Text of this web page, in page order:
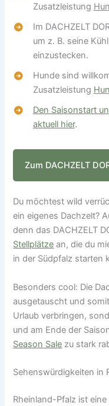
Zusatzleistung
Im DACHZELT
um z. B. seine
einzustecken.
Hunde sind
Zusatzleistung
Den Saisonstart
aktuell hier.
Zum DACHZELT
Du möchtest wild
ein eigenes Dachzelt?
denn das DACHZELT
Stellplätze an, die du
in der Südpfalz starten
Besonders cool: Die
ausgetauscht und
Urlaub verbringen,
und am Ende der
Season Sale zu stark
Sehenswürdigkeiten in
Rheinland-Pfalz ist